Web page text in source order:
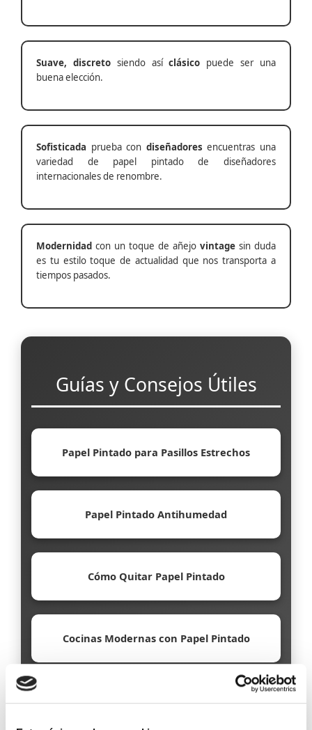
Suave, discretosiendo asíclásico puede ser una
buena elección.
Sofisticada prueba con diseñadores encuentras una
variedad de papel pintado de diseñadores
internacionales de renombre.
Modernidad con un toque de añejo vintage sin duda
es tu estilo toque de actualidad que nos transporta a
tiempos pasados.
Guías y Consejos Útiles
Papel Pintado para Pasillos Estrechos
Papel Pintado Antihumedad
Cómo Quitar Papel Pintado
Cocinas Modernas con Papel Pintado
Papel Pintado Ecológico